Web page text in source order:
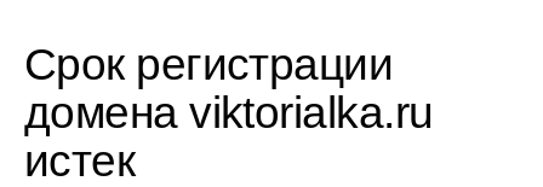
Срок регистрации
домена viktorialka.ru
истек